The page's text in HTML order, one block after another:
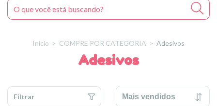
Início > COMPRE POR CATEGORIA > Adesivos
Adesivos
Filtrar